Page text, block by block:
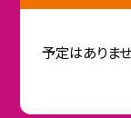
予定はありま